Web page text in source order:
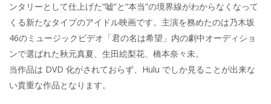
ンタリーとして仕上げた“嘘”と“本当”の境界線がわからなくなって
くる新たなタイプのアイドル映画です。主演を務めたのは乃木坂
46のミュージックビデオ「君の名は希望」内の劇中オーディショ
ンで選ばれた秋元真夏、生田絵梨花、橋本奈々未。
当作品は DVD 化がされておらず、Hulu でしか見ることが出来な
い貴重な作品となります。